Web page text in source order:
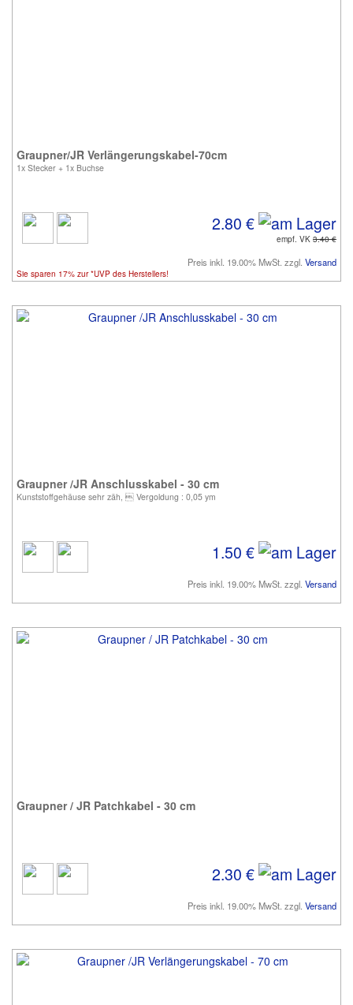
Graupner/JR Verlängerungskabel-70cm
1x Stecker + 1x Buchse
2.80 €
empf. VK 3.40 €
Preis inkl. 19.00% MwSt. zzgl. Versand
Sie sparen 17% zur *UVP des Herstellers!
Graupner /JR Anschlusskabel - 30 cm
Kunststoffgehäuse sehr zäh,  Vergoldung : 0,05 ym
1.50 €
Preis inkl. 19.00% MwSt. zzgl. Versand
Graupner / JR Patchkabel - 30 cm
2.30 €
Preis inkl. 19.00% MwSt. zzgl. Versand